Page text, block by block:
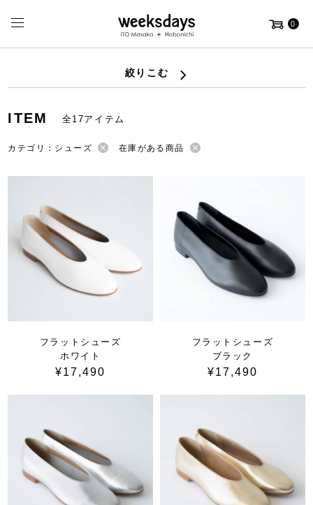
0
絞りこむ
ITEM 全17アイテム
カテゴリ：シューズ 在庫がある商品
フラットシューズ
ホワイト
¥17,490
フラットシューズ
ブラック
¥17,490